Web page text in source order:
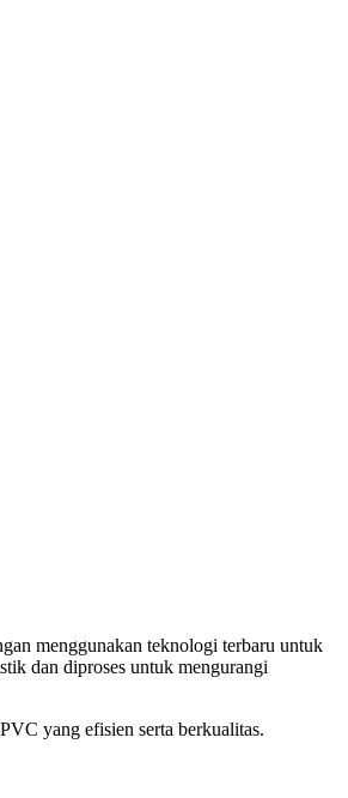
menggunakan teknologi terbaru untuk
dan diproses untuk mengurangi
yang efisien serta berkualitas.